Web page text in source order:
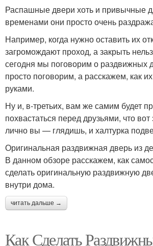
Распашные двери хоть и привычные
временами они просто очень
Например, когда нужно оставить их
загромождают проход, а закрыть
сегодня мы поговорим о раздвижных
просто поговорим, а расскажем, как
руками.
Ну и, в-третьих, вам же самим будет
похвастаться перед друзьями, что
лично вы — глядишь, и халтурка
Оригинальная раздвижная дверь из
В данном обзоре расскажем, как
сделать оригинальную раздвижную
внутри дома.
читать дальше →
Как Сделать